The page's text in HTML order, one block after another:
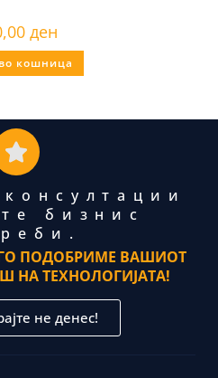
ден
кошница
бизнис
ПОДОБРИМЕ ВАШИОТ
НА ТЕХНОЛОГИЈАТА!
не денес!